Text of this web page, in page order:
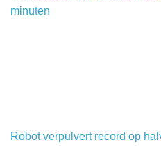
minuten
Robot verpulvert record op